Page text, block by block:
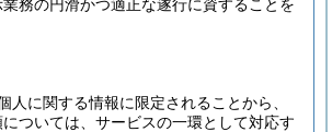
務の円滑かつ適正な遂行に資することを
人に関する情報に限定されることから、
ついては、サービスの一環として対応す